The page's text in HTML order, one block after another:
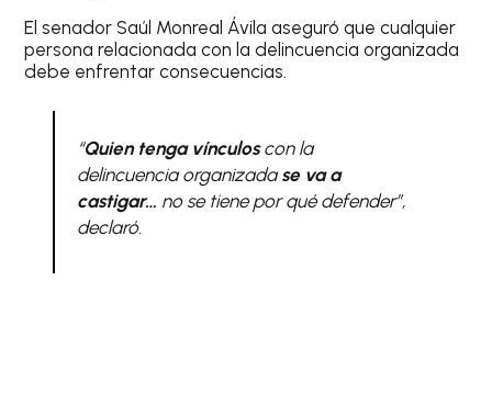
El senador Saúl Monreal Ávila aseguró que cualquier
persona relacionada con la delincuencia organizada
debe enfrentar consecuencias.
“Quien tenga vínculoscon la
delincuencia organizadase va a
castigar… no se tiene por qué defender”,
declaró.